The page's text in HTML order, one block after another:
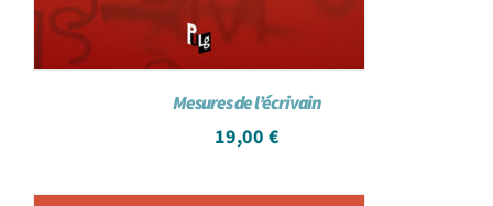
Mesures de l’écrivain
19,00 €